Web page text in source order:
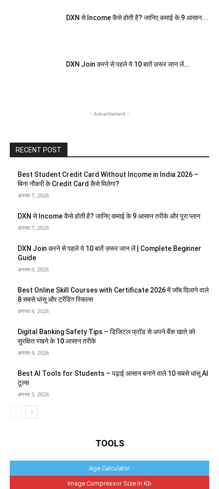
DXN से Income कैसे होती है? जानिए कमाई के 9 आसान...
DXN Join करने से पहले ये 10 बातें ज़रूर जान लें...
- Advertisment -
RECENT POST
Best Student Credit Card Without Income in India 2026 –
बिना नौकरी के Credit Card कैसे मिलेगा?
अगस्त 7, 2026
DXN से Income कैसे होती है? जानिए कमाई के 9 आसान तरीके और पूरा प्लान
अगस्त 7, 2026
DXN Join करने से पहले ये 10 बातें ज़रूर जान लें | Complete Beginner
Guide
अगस्त 6, 2026
Best Online Skill Courses with Certificate 2026 में जॉब दिलाने वाले
8 सबसे धांसू और ट्रेंडिंग स्किल्स
अगस्त 4, 2026
Digital Banking Safety Tips – डिजिटल फ्रॉड से अपने बैंक खाते को
सुरक्षित रखने के 10 आसान तरीके
अगस्त 4, 2026
Best AI Tools for Students – पढ़ाई आसान बनाने वाले 10 सबसे धांसू AI
टूल्स
अगस्त 3, 2026
TOOLS
Age Calculator
Image Compressor Size In Kb